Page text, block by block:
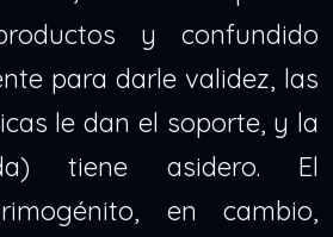
y confundido
para darle validez, las
le dan el soporte, y la
tiene asidero. El
en cambio,